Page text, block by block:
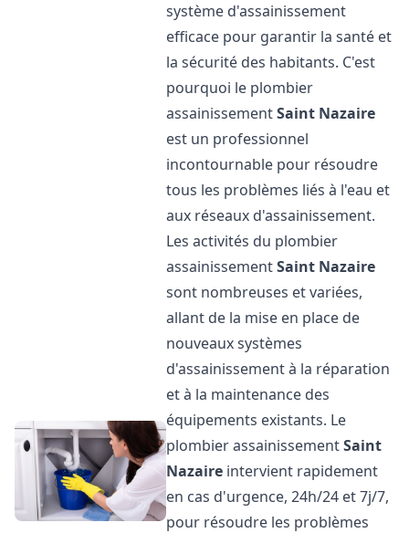
système d'assainissement
efficace pour garantir la santé et
la sécurité des habitants. C'est
pourquoi le plombier
assainissementSaint Nazaire
est un professionnel
incontournable pour résoudre
tous les problèmes liés à l'eau et
aux réseaux d'assainissement.
Les activités du plombier
assainissementSaint Nazaire
sont nombreuses et variées,
allant de la mise en place de
nouveaux systèmes
d'assainissement à la réparation
et à la maintenance des
équipements existants. Le
plombier assainissementSaint
Nazaire intervient rapidement
en cas d'urgence, 24h/24 et 7j/7,
pour résoudre les problèmes